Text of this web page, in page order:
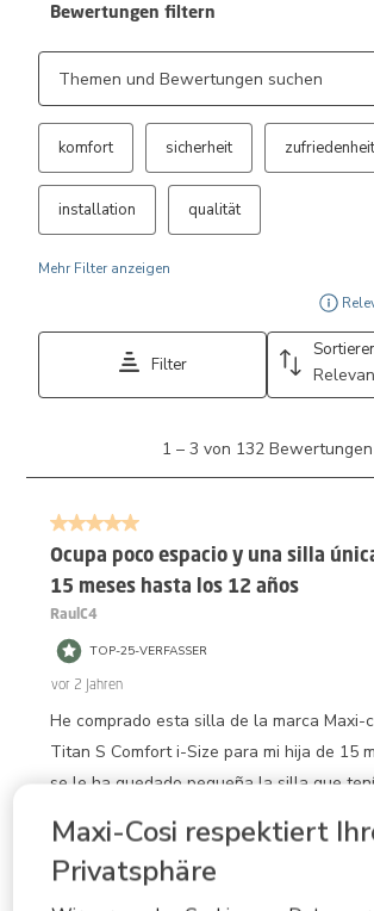
Maxi-Cosi respektiert
Privatsphäre
Bewertungen filtern
Suchthemen und Bewertungen Suchregion
komfort sicherheit zufriedenheit
installation qualität
Mehr Filter anzeigen
Filter
3
132
Bewertungen.
1 – 3 von 132 Bewertungen
5 von 5 Sternen.
Ocupa poco espacio y una silla
15 meses hasta los 12 años
RaulC4
TOP-25-VERFASSER
vor 2 Jahren
He comprado esta silla de la marca Maxi-
Titan S Comfort i-Size para mi hija de 15
se le ha quedado pequeña la silla que
mejor para evitar que se noten mucho las
que más me ha gustado es que es para un